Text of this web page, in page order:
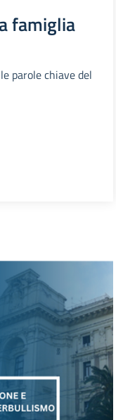
famiglia
parole chiave del